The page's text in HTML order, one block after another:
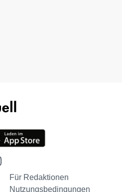
Für Redaktionen
Nutzungsbedingungen